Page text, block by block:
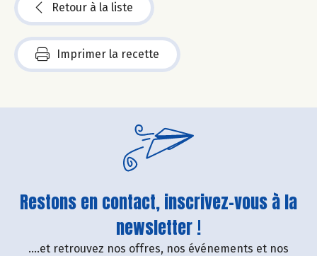
Retour à la liste
Imprimer la recette
Restons en contact, inscrivez-vous à la
newsletter !
....et retrouvez nos offres, nos événements et nos